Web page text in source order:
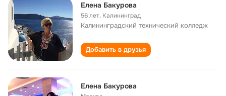
Елена Бакурова
56 лет, Калининград
Калининградский технический колледж
Добавить в друзья
Елена Бакурова